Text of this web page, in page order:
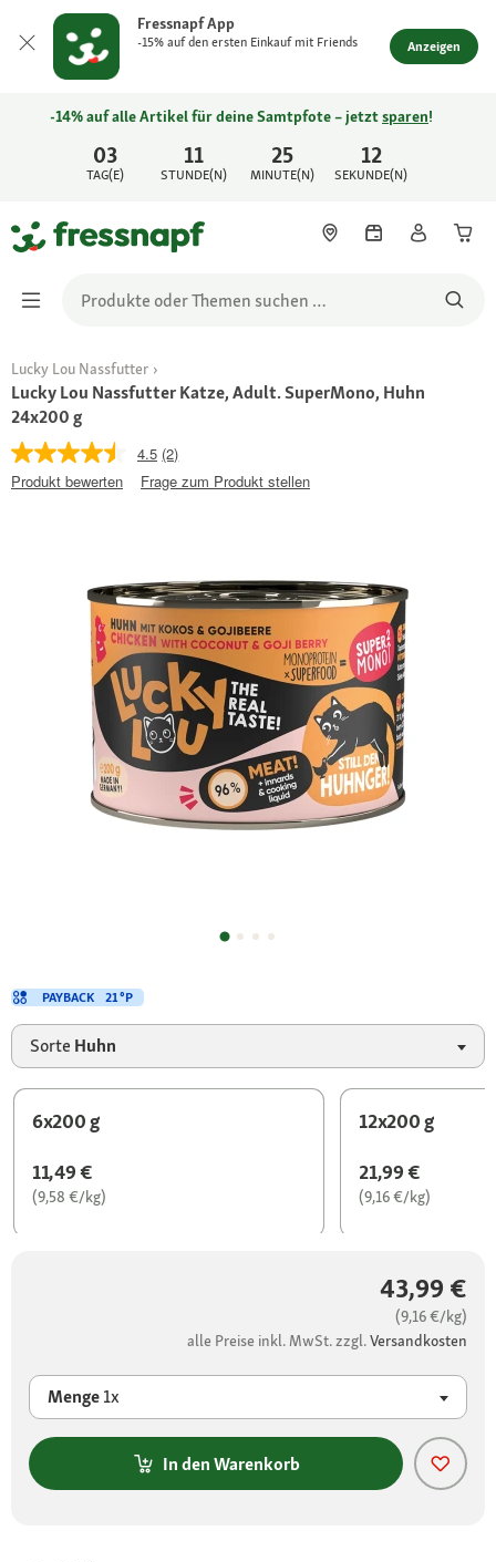
Fressnapf App
-15% auf den ersten Einkauf mit Friends Anzeigen
03
TAG(E)
11
STUNDE(N)
25
MINUTE(N)
12
SEKUNDE(N)
-14% auf alle Artikel für deine Samtpfote – jetztsparen!
Lucky Lou Nassfutter
Lucky Lou Nassfutter Katze, Adult. SuperMono, Huhn
24x200 g
4.5 (2)
Produkt bewerten
Frage zum Produkt stellen
Sorte Huhn
6x200 g
11,49 €
(9,58 €/kg)
12x200 g
21,99 €
(9,16 €/kg)
43,99 €
(9,16 €/kg)
alle Preise inkl. MwSt. zzgl.Versandkosten
Menge1x
In den Warenkorb
PAYBACK 21 °P